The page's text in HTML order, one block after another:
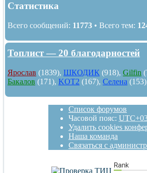
Статистика
Всего сообщений: 11773 • Всего тем:
Топлист — 20 благодарностей
Ярослав (1839), ШКОДИК (918), Gilfin
Бакалов (171), KOT2 (167), Селена
Список форумов
Часовой пояс:
Удалить cookies
Наша команда
Связаться с